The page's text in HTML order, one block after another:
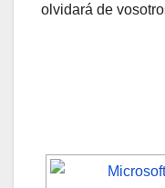
olvidará de